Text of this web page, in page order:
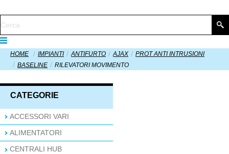
HOME IMPIANTI ANTIFURTO AJAX
PROT ANTI INTRUSIONI
BASELINE
RILEVATORI MOVIMENTO
CATEGORIE
ACCESSORI VARI
ALIMENTATORI
CENTRALI HUB